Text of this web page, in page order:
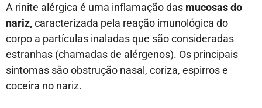
A rinite alérgica é uma inflamação das mucosas do
nariz,caracterizada pela reação imunológica do
corpo a partículas inaladas que são consideradas
estranhas (chamadas de alérgenos). Os principais
sintomas são obstrução nasal, coriza, espirros e
coceira no nariz.